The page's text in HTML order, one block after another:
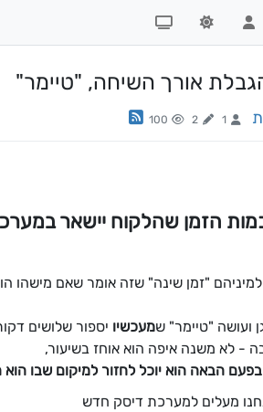
1
2
100
הזמן שהלקוח יישאר
"זמן שינה" שזה אומר שאם מישהו
ועושה "טיימר" שמעכשיו יספור שלושים
- לא משנה איפה הוא אוחז בשיעור,
הבאה הוא יוכל לחזור למיקום שבו
מעלים למערכת דיסק חדש